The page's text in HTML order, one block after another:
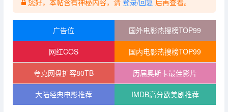
广告位 国外电影热搜榜TOP99
网红COS 国内电影热搜榜TOP99
夸克网盘扩容80TB 历届奥斯卡最佳影片
大陆经典电影推荐 IMDB高分欧美剧推荐